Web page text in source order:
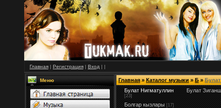
Главная | Регистрация | Вход | |
Меню Главная»Каталог музыки»Б»
Булат Нигматуллин
[23]
Булат
Болгар кызлары [17]